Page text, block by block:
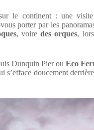
le continent : une visite
porter par les
, voiredes orques,
Dunquin Pier ouEco
doucement